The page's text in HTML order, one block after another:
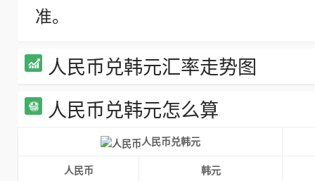
准。
人民币兑韩元汇率走势图
人民币兑韩元怎么算
人民币兑韩元
人民币
韩元